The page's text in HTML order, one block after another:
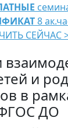
8
СЕЙЧАС
и
в
ДО